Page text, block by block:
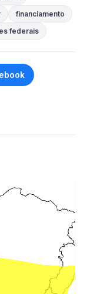
financiamento
federais